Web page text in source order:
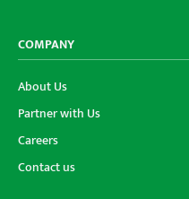
COMPANY
About Us
Partner with Us
Careers
Contact us